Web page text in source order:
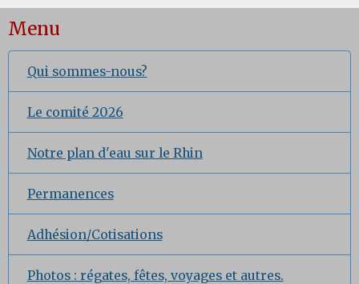
Menu
Qui sommes-nous?
Le comité 2026
Notre plan d'eau sur le Rhin
Permanences
Adhésion/Cotisations
Photos : régates, fêtes, voyages et autres.